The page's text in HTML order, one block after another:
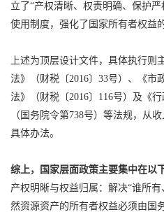
立了“产权清晰、权责明确、保护
使用制度，强化了国家所有者权益
上述为顶层设计文件，具体执行
法》（财税〔2016〕33号）、《市
法》（财税〔2016〕116号）及《
（国务院令第738号）等法规，从
具体办法。
综上，国家层面政策主要集中在以
产权明晰与权益归属：解决“谁所
然资源资产的所有者权益必须由国